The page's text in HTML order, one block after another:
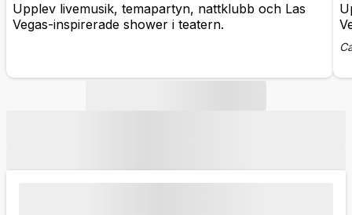
Upplev livemusik, temapartyn, nattklubb och Las
Vegas-inspirerade shower i teatern.